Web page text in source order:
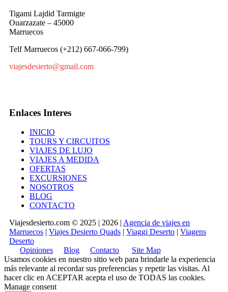
Tigami Lajdid Tarmigte
Ouarzazate – 45000
Marruecos
Telf Marruecos (+212) 667-066-799)
viajesdesierto@gmail.com
Enlaces Interes
INICIO
TOURS Y CIRCUITOS
VIAJES DE LUJO
VIAJES A MEDIDA
OFERTAS
EXCURSIONES
NOSOTROS
BLOG
CONTACTO
Viajesdesierto.com © 2025 | 2026 | Agencia de viajes en
Marruecos | Viajes Desierto Quads | Viaggi Deserto | Viagens
Deserto
Opiniones
Blog Contacto
Site Map
Usamos cookies en nuestro sitio web para brindarle la experiencia
más relevante al recordar sus preferencias y repetir las visitas. Al
hacer clic en ACEPTAR acepta el uso de TODAS las cookies.
Manage consent